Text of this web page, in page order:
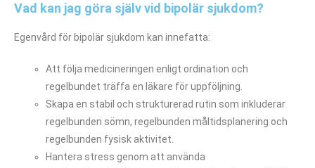
Vad kan jag göra själv vid bipolär sjukdom?
Egenvård för bipolär sjukdom kan innefatta:
Att följa medicineringen enligt ordination och
regelbundet träffa en läkare för uppföljning.
Skapa en stabil och strukturerad rutin som inkluderar
regelbunden sömn, regelbunden måltidsplanering och
regelbunden fysisk aktivitet.
Hantera stress genom att använda